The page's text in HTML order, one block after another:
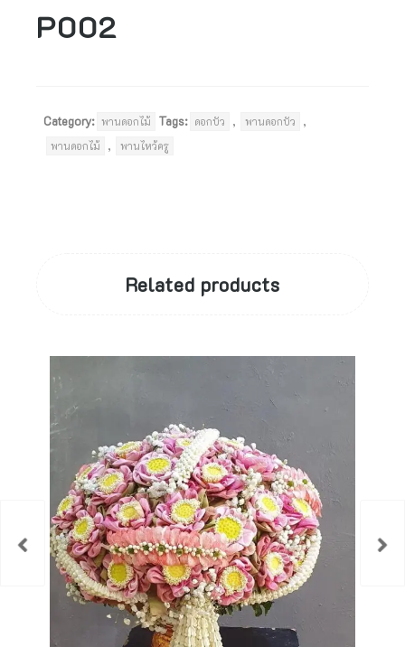
P002
Category: พานดอกไม้ Tags: ดอกบัว , พานดอกบัว ,
พานดอกไม้ , พานไหว้ครู
Related products